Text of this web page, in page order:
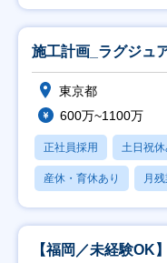
施工計画_ラグジュ
東京都
600万~1100万
正社員採用 土日祝
産休・育休あり 月
【福岡／未経験OK